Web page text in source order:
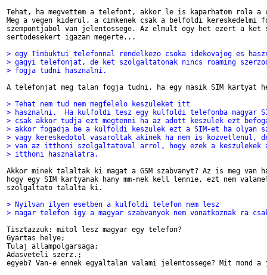
Tehat, ha megvettem a telefont, akkor le is kaparhatom rola a
Meg a vegen kiderul, a cimkenek csak a belfoldi kereskedelmi
szempontjabol van jelentossege. Az elmult egy het ezert a ket
sertodesekert igazan megerte...
> egy Timbuktui telefonnal rendelkezo csoka idekovajog es
> gagyi telefonjat, de ket szolgaltatonak nincs roaming
> fogja tudni hasznalni.
A telefonjat meg talan fogja tudni, ha egy masik SIM kartyat
> Tehat nem tud nem megfelelo keszuleket itt
> hasznalni.  Ha kulfoldi tesz egy kulfoldi telefonba magyar
> csak akkor tudja ezt megtenni ha az adott keszulek ezt
> akkor fogadja be a kulfoldi keszulek ezt a SIM-et ha olyan
> vagy kereskedotol vasaroltak akinek ha nem is kozvetlenul,
> van az itthoni szolgaltatoval arrol, hogy ezek a keszulekek
> itthoni hasznalatra.
Akkor minek talaltak ki magat a GSM szabvanyt? Az is meg van
hogy egy SIM kartyanak hany mm-nek kell lennie, ezt nem
szolgaltato talalta ki.
> Nyilvan ilyen esetben a kulfoldi telefon nem lesz
> magar telefon igy a magyar szabvanyok nem vonatkoznak ra
Tisztazzuk: mitol lesz magyar egy telefon?
Gyartas helye;
Tulaj allampolgarsaga;
Adasveteli szerz.;
egyeb? Van-e ennek egyaltalan valami jelentossege? Mit mond a